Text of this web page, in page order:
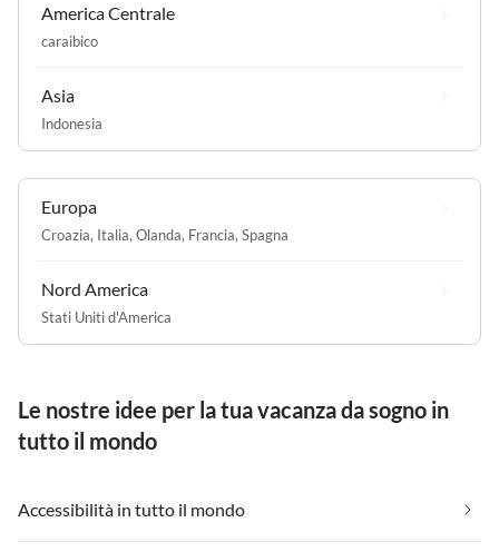
America Centrale
caraibico
Asia
Indonesia
Europa
Croazia, Italia, Olanda, Francia, Spagna
Nord America
Stati Uniti d'America
Le nostre idee per la tua vacanza da sogno in
tutto il mondo
Accessibilità in tutto il mondo